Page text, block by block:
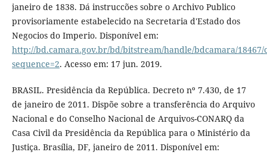
janeiro de 1838. Dá instruccões sobre o Archivo Publico
provisoriamente estabelecido na Secretaria d'Estado dos
Negocios do Imperio. Disponível em:
http://bd.camara.gov.br/bd/bitstream/handle/bdcamara/18467/
sequence=2. Acesso em: 17 jun. 2019.
BRASIL. Presidência da República. Decreto nº 7.430, de 17
de janeiro de 2011. Dispõe sobre a transferência do Arquivo
Nacional e do Conselho Nacional de Arquivos-CONARQ da
Casa Civil da Presidência da República para o Ministério da
Justiça. Brasília, DF, janeiro de 2011. Disponível em: